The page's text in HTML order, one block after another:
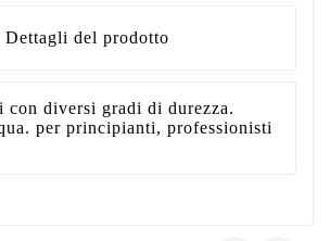
Dettagli del prodotto
con diversi gradi di durezza.
per principianti, professionisti